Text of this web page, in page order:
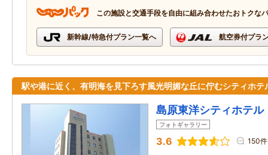
この施設と交通手段を自由に組み合わせたおトクな
新幹線/特急付プラン一覧へ 航空券付プラ
駅や港に近く、有明海を見下ろす風光明媚な丘に佇むシティホテ
島原東洋シティホテル
フォトギャラリー
3.6 150件